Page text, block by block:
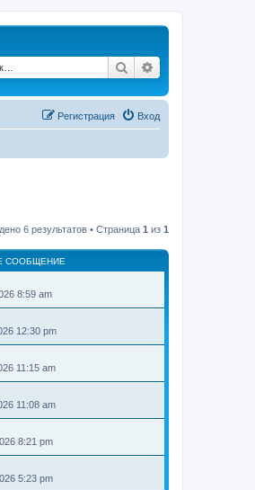
Поиск
Вход
Регистрация
6 результатов • Страница 1 из 1
СООБЩЕНИЕ
8:59 am
12:30 pm
11:15 am
11:08 am
8:21 pm
5:23 pm